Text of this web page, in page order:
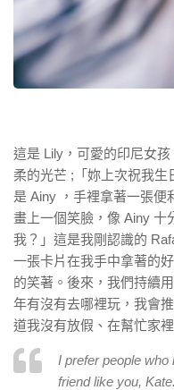
這是 Lily，可愛的印尼女
柔的光芒 ;「妳上次祝我生
是 Ainy ，手裡拿著一張便
畫上一個笑臉，像 Ainy 十
我？」這是我剛認識的
一張卡片在我手中拿著的
的笑著。後來，我們持續
年有沒有去哪裡玩，我會
道我沒有放假、在幫忙家
I prefer people
friend like you, Kate.